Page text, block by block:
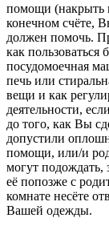
помощи (накрыть
конечном счёте,
должен помочь.
как
посудомоечная
печь или
вещи и как
деятельности,
до того, как Вы
допустили
помощи, или/и
могут подождать,
её попозже с
комнате несёте
Вашей одежды.